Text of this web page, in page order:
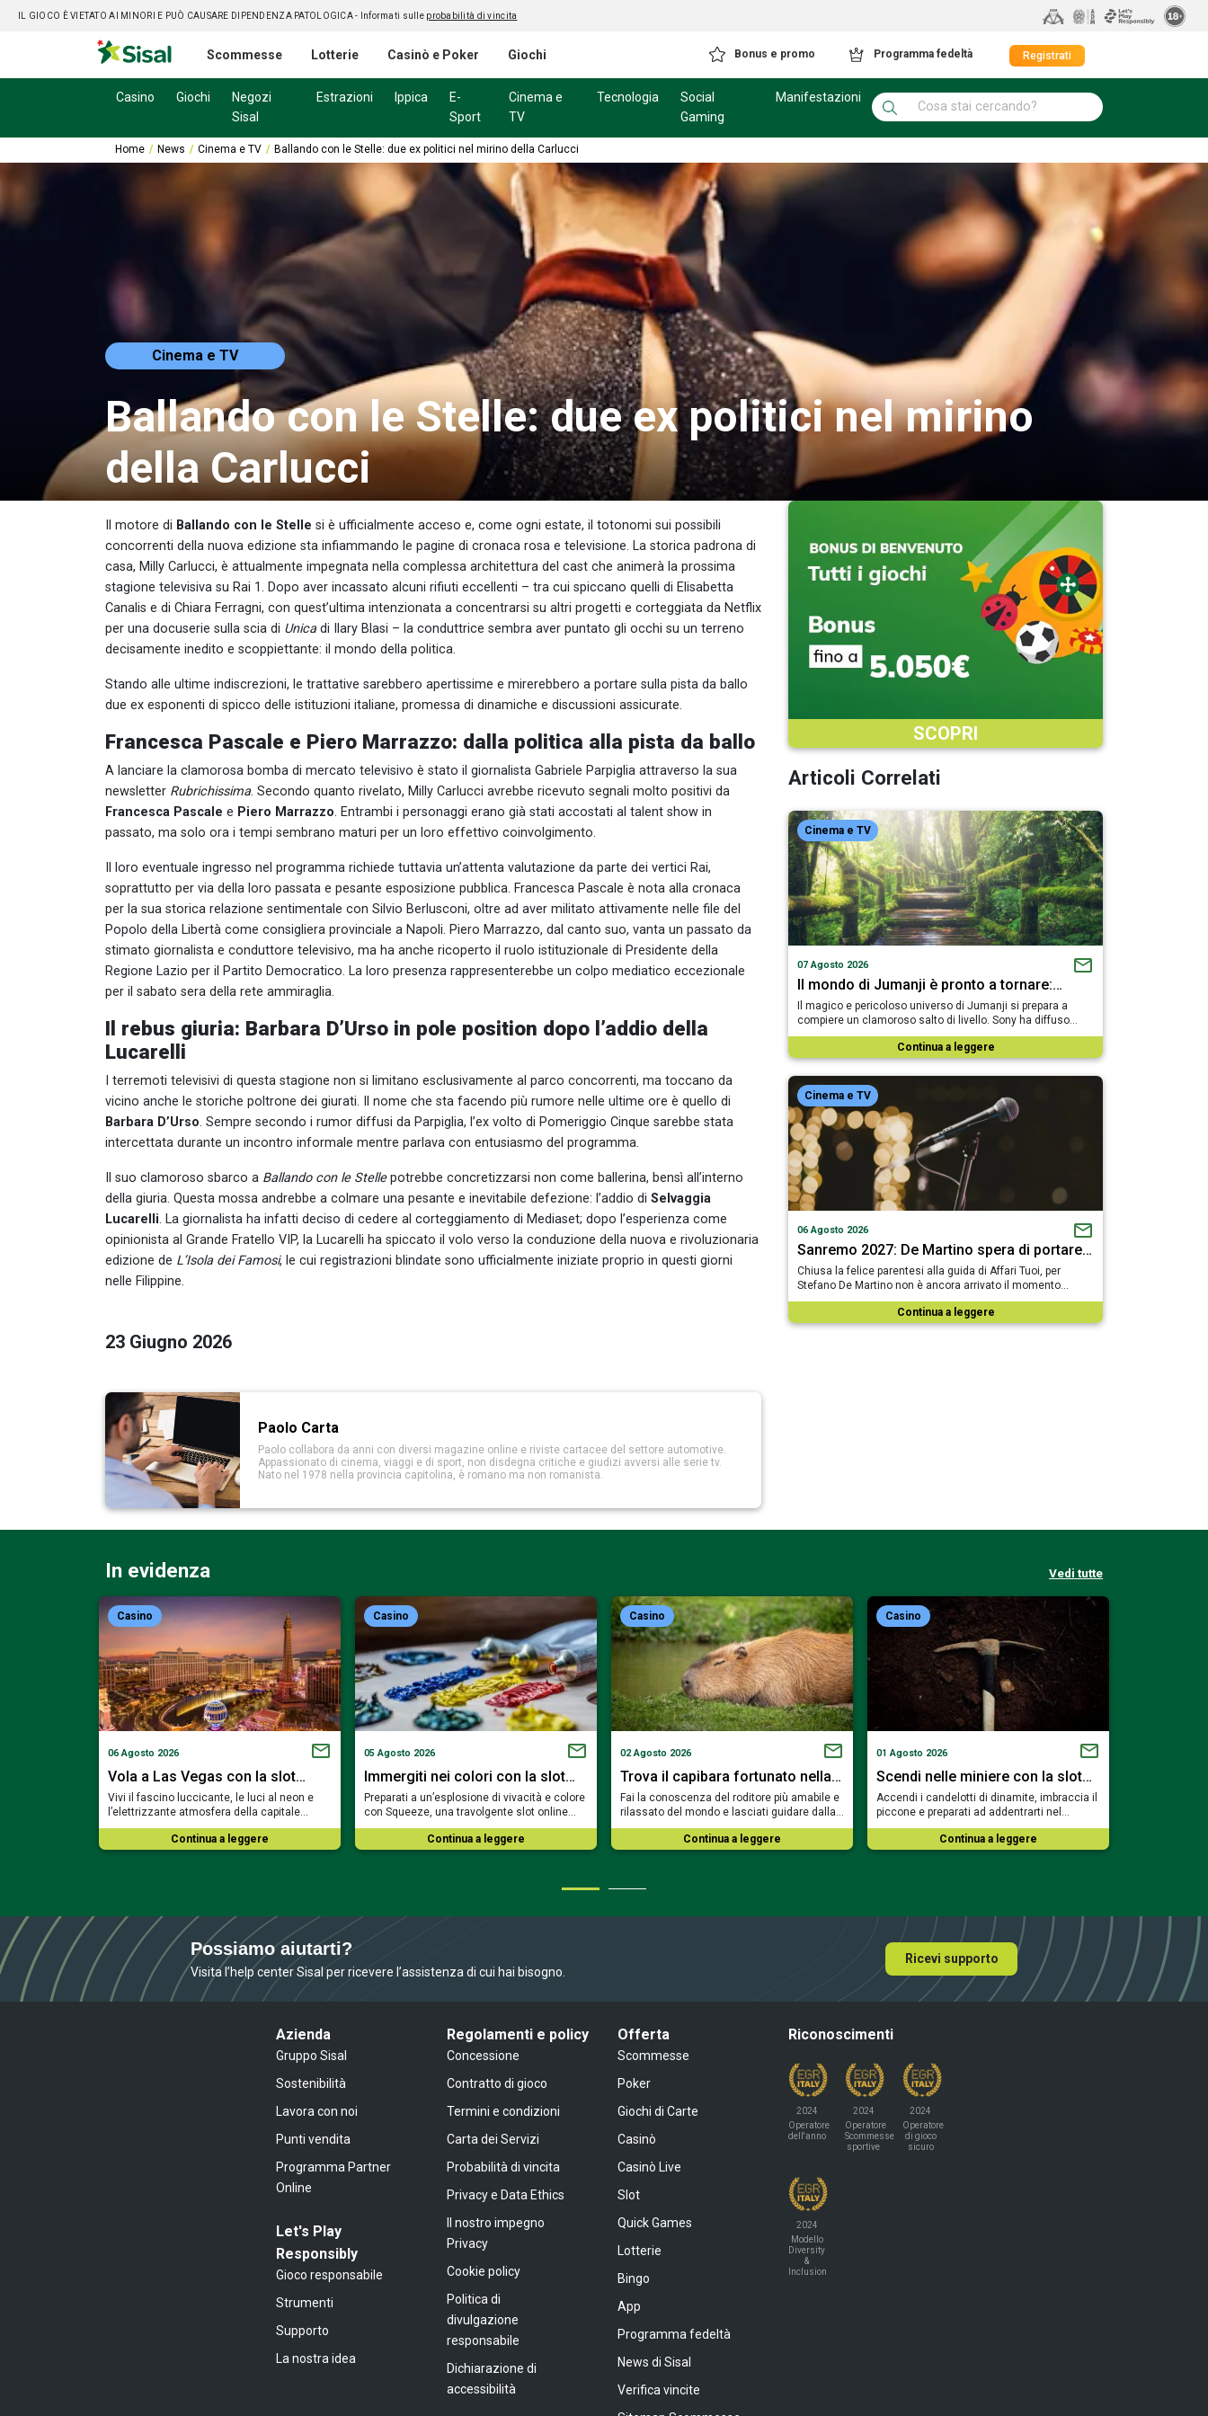
IL GIOCO È VIETATO AI MINORI E PUÒ CAUSARE DIPENDENZA PATOLOGICA - Informati sulle probabilità di vincita
Scommesse Lotterie Casinò e Poker Giochi Bonus e promo Programma fedeltà Registrati
Casino Giochi
Negozi
Sisal
Estrazioni Ippica
E-
Sport
Cinema e
TV
Tecnologia
Social
Gaming
Manifestazioni
Home News Cinema e TV Ballando con le Stelle: due ex politici nel mirino della Carlucci
Cinema e TV
Ballando con le Stelle: due ex politici nel mirino
della Carlucci
Il motore di Ballando con le Stelle si è ufficialmente acceso e, come ogni estate, il totonomi sui possibili
concorrenti della nuova edizione sta infiammando le pagine di cronaca rosa e televisione. La storica padrona di
casa, Milly Carlucci, è attualmente impegnata nella complessa architettura del cast che animerà la prossima
stagione televisiva su Rai 1. Dopo aver incassato alcuni rifiuti eccellenti – tra cui spiccano quelli di Elisabetta
Canalis e di Chiara Ferragni, con quest’ultima intenzionata a concentrarsi su altri progetti e corteggiata da Netflix
per una docuserie sulla scia di Unicadi Ilary Blasi – la conduttrice sembra aver puntato gli occhi su un terreno
decisamente inedito e scoppiettante: il mondo della politica.
Stando alle ultime indiscrezioni, le trattative sarebbero apertissime e mirerebbero a portare sulla pista da ballo
due ex esponenti di spicco delle istituzioni italiane, promessa di dinamiche e discussioni assicurate.
Francesca Pascale e Piero Marrazzo: dalla politica alla pista da ballo
A lanciare la clamorosa bomba di mercato televisivo è stato il giornalista Gabriele Parpiglia attraverso la sua
newsletter Rubrichissima. Secondo quanto rivelato, Milly Carlucci avrebbe ricevuto segnali molto positivi da
Francesca Pascale e Piero Marrazzo. Entrambi i personaggi erano già stati accostati al talent show in
passato, ma solo ora i tempi sembrano maturi per un loro effettivo coinvolgimento.
Il loro eventuale ingresso nel programma richiede tuttavia un’attenta valutazione da parte dei vertici Rai,
soprattutto per via della loro passata e pesante esposizione pubblica. Francesca Pascale è nota alla cronaca
per la sua storica relazione sentimentale con Silvio Berlusconi, oltre ad aver militato attivamente nelle file del
Popolo della Libertà come consigliera provinciale a Napoli. Piero Marrazzo, dal canto suo, vanta un passato da
stimato giornalista e conduttore televisivo, ma ha anche ricoperto il ruolo istituzionale di Presidente della
Regione Lazio per il Partito Democratico. La loro presenza rappresenterebbe un colpo mediatico eccezionale
per il sabato sera della rete ammiraglia.
Il rebus giuria: Barbara D’Urso in pole position dopo l’addio della
Lucarelli
I terremoti televisivi di questa stagione non si limitano esclusivamente al parco concorrenti, ma toccano da
vicino anche le storiche poltrone dei giurati. Il nome che sta facendo più rumore nelle ultime ore è quello di
Barbara D’Urso. Sempre secondo i rumor diffusi da Parpiglia, l’ex volto di Pomeriggio Cinque sarebbe stata
intercettata durante un incontro informale mentre parlava con entusiasmo del programma.
Il suo clamoroso sbarco a Ballando con le Stellepotrebbe concretizzarsi non come ballerina, bensì all’interno
della giuria. Questa mossa andrebbe a colmare una pesante e inevitabile defezione: l’addio di Selvaggia
Lucarelli. La giornalista ha infatti deciso di cedere al corteggiamento di Mediaset; dopo l’esperienza come
opinionista al Grande Fratello VIP, la Lucarelli ha spiccato il volo verso la conduzione della nuova e rivoluzionaria
edizione de L’Isola dei Famosi, le cui registrazioni blindate sono ufficialmente iniziate proprio in questi giorni
nelle Filippine.
23 Giugno 2026
Paolo Carta
Paolo collabora da anni con diversi magazine online e riviste cartacee del settore automotive.
Appassionato di cinema, viaggi e di sport, non disdegna critiche e giudizi avversi alle serie tv.
Nato nel 1978 nella provincia capitolina, è romano ma non romanista.
SCOPRI
Articoli Correlati
Cinema e TV
07 Agosto 2026
Il mondo di Jumanji è pronto a tornare:…
Il magico e pericoloso universo di Jumanji si prepara a
compiere un clamoroso salto di livello. Sony ha diffuso…
Continua a leggere
Cinema e TV
06 Agosto 2026
Sanremo 2027: De Martino spera di portare…
Chiusa la felice parentesi alla guida di Affari Tuoi, per
Stefano De Martino non è ancora arrivato il momento…
Continua a leggere
In evidenza Vedi tutte
Casino
06 Agosto 2026
Vola a Las Vegas con la slot…
Vivi il fascino luccicante, le luci al neon e
l’elettrizzante atmosfera della capitale…
Continua a leggere
Casino
05 Agosto 2026
Immergiti nei colori con la slot…
Preparati a un’esplosione di vivacità e colore
con Squeeze, una travolgente slot online…
Continua a leggere
Casino
02 Agosto 2026
Trova il capibara fortunato nella…
Fai la conoscenza del roditore più amabile e
rilassato del mondo e lasciati guidare dalla…
Continua a leggere
Casino
01 Agosto 2026
Scendi nelle miniere con la slot…
Accendi i candelotti di dinamite, imbraccia il
piccone e preparati ad addentrarti nel…
Continua a leggere
Possiamo aiutarti?
Visita l’help center Sisal per ricevere l’assistenza di cui hai bisogno.
Ricevi supporto
Azienda
Gruppo Sisal
Sostenibilità
Lavora con noi
Punti vendita
Programma Partner
Online
Let's Play
Responsibly
Gioco responsabile
Strumenti
Supporto
La nostra idea
Regolamenti e policy
Concessione
Contratto di gioco
Termini e condizioni
Carta dei Servizi
Probabilità di vincita
Privacy e Data Ethics
Il nostro impegno
Privacy
Cookie policy
Politica di
divulgazione
responsabile
Dichiarazione di
accessibilità
Offerta
Scommesse
Poker
Giochi di Carte
Casinò
Casinò Live
Slot
Quick Games
Lotterie
Bingo
App
Programma fedeltà
News di Sisal
Verifica vincite
Riconoscimenti
2024
Operatore
dell'anno
2024
Operatore
Scommesse
sportive
2024
Operatore
di gioco
sicuro
2024
Modello
Diversity
&
Inclusion